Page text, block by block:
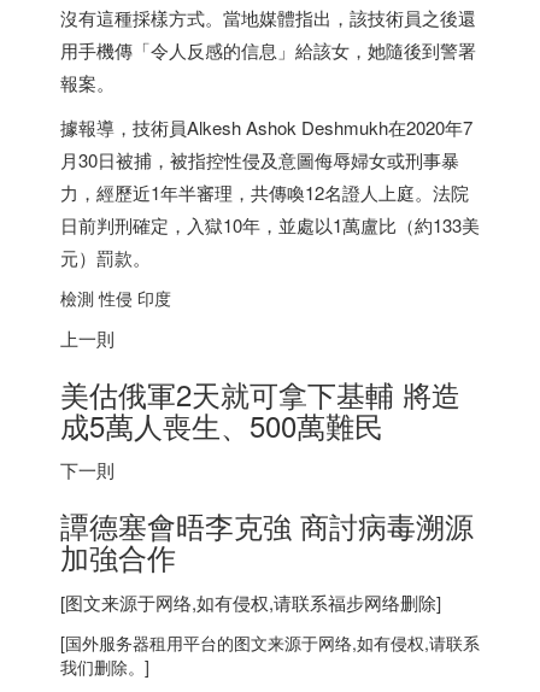
沒有這種採樣方式。當地媒體指出，該技術員之後還
用手機傳「令人反感的信息」給該女，她隨後到警署
報案。
據報導，技術員Alkesh Ashok Deshmukh在2020年7
月30日被捕，被指控性侵及意圖侮辱婦女或刑事暴
力，經歷近1年半審理，共傳喚12名證人上庭。法院
日前判刑確定，入獄10年，並處以1萬盧比（約133美
元）罰款。
檢測 性侵 印度
上一則
美估俄軍2天就可拿下基輔 將造
成5萬人喪生、500萬難民
下一則
譚德塞會晤李克強 商討病毒溯源
加強合作
[图文来源于网络,如有侵权,请联系福步网络删除]
[国外服务器租用平台的图文来源于网络,如有侵权,请联系
我们删除。]